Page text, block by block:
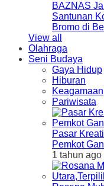
BAZNAS
Santunan
Bromo di
View all
Olahraga
Seni Budaya
Gaya Hidup
Hiburan
Keagamaan
Pariwisata
Pasar
Pemkot
1 tahun ago